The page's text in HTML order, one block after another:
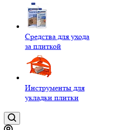
Средства для ухода
за плиткой
Инструменты для
укладки плитки